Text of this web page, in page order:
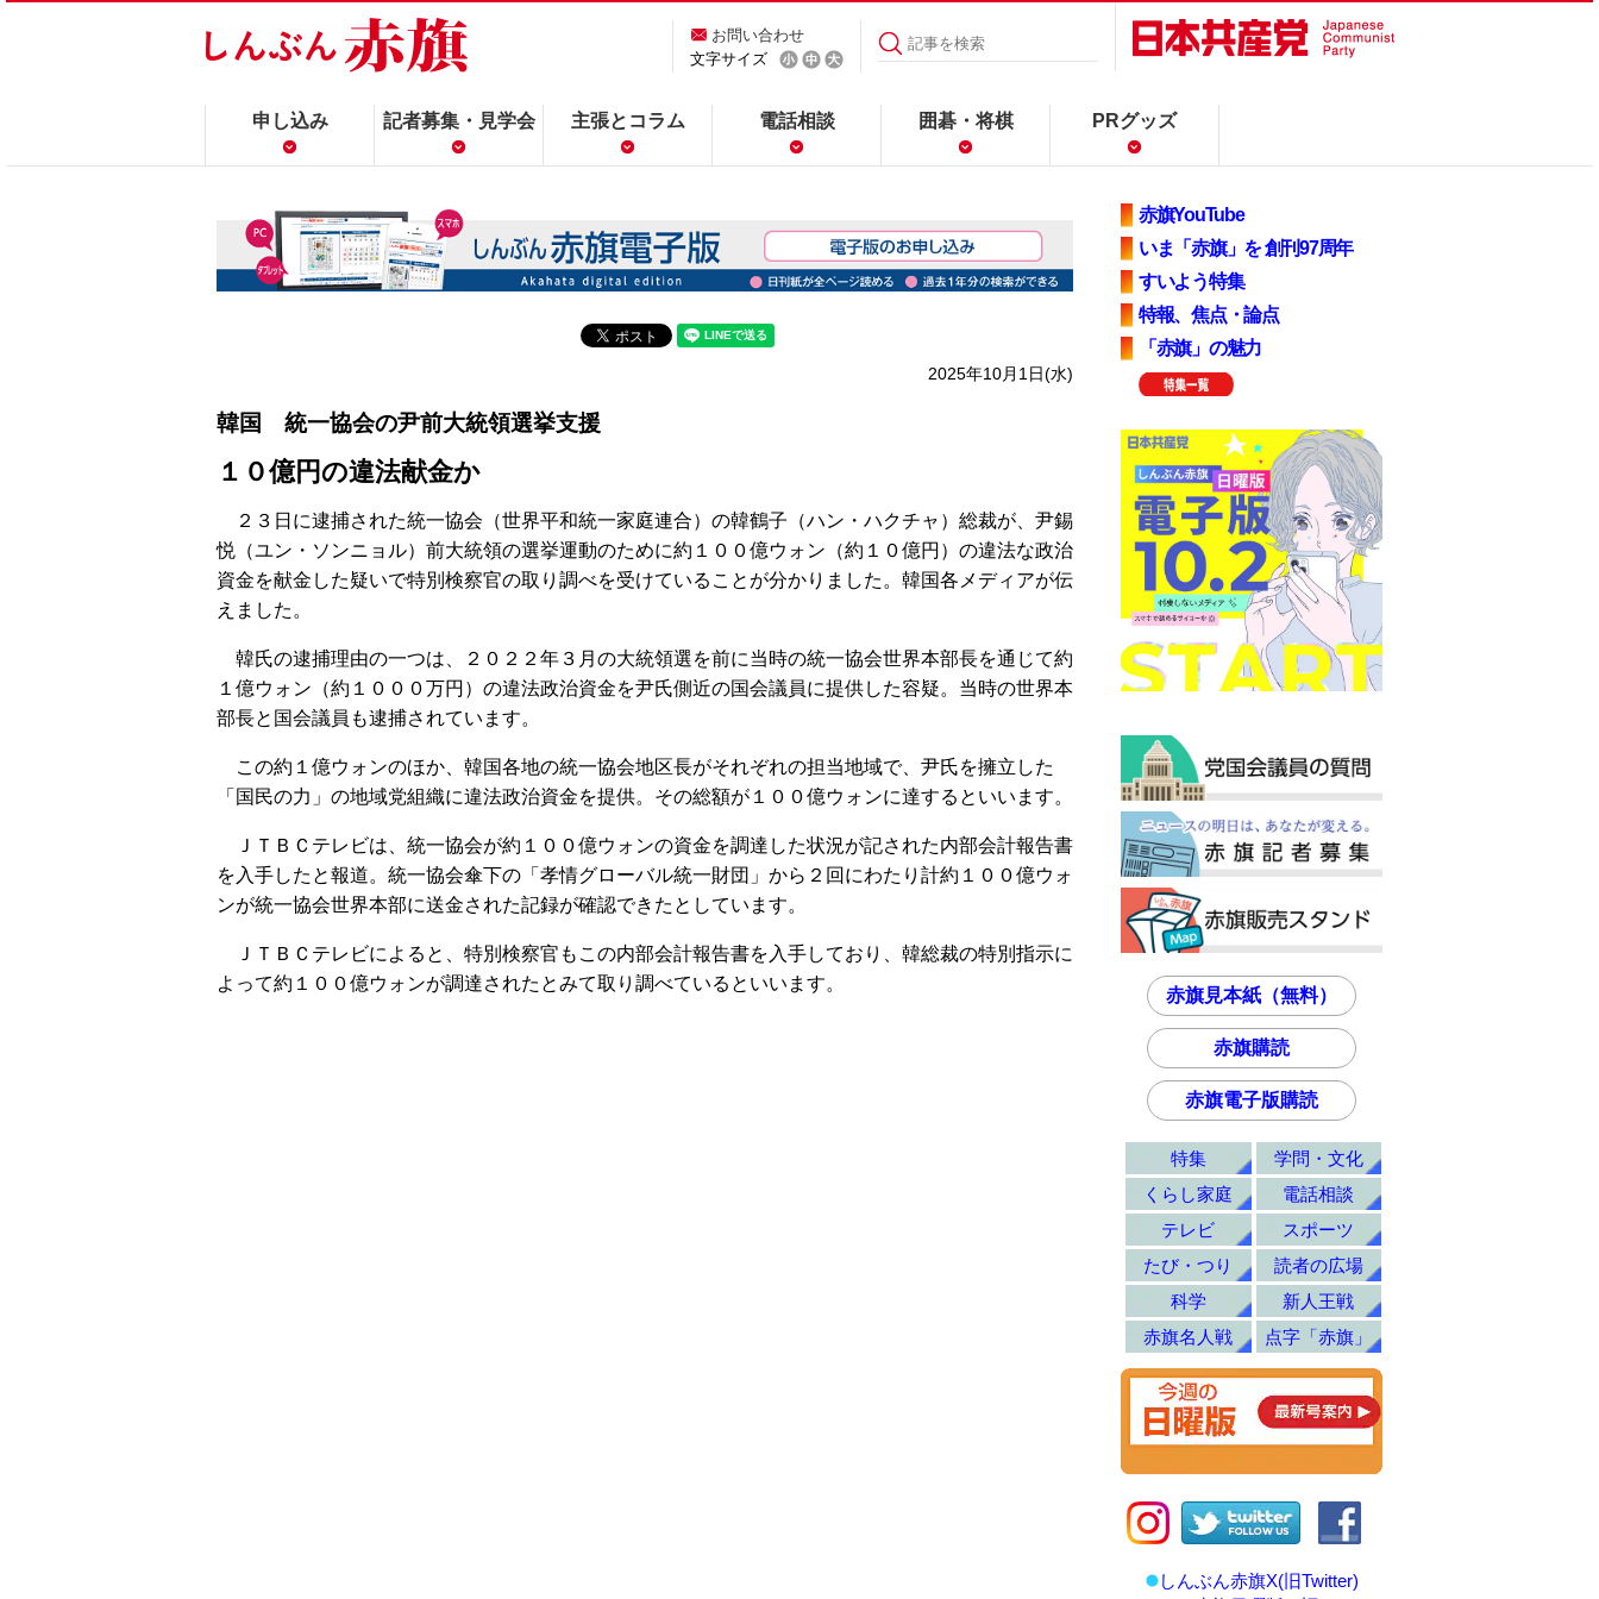
お問い合わせ
文字サイズ
申し込み 記者募集・見学会 主張とコラム 電話相談 囲碁・将棋 PRグッズ
2025年10月1日(水)
韓国 統一協会の尹前大統領選挙支援
１０億円の違法献金か
２３日に逮捕された統一協会（世界平和統一家庭連合）の韓鶴子（ハン・ハクチャ）総裁が、尹錫
悦（ユン・ソンニョル）前大統領の選挙運動のために約１００億ウォン（約１０億円）の違法な政治
資金を献金した疑いで特別検察官の取り調べを受けていることが分かりました。韓国各メディアが伝
えました。
韓氏の逮捕理由の一つは、２０２２年３月の大統領選を前に当時の統一協会世界本部長を通じて約
１億ウォン（約１０００万円）の違法政治資金を尹氏側近の国会議員に提供した容疑。当時の世界本
部長と国会議員も逮捕されています。
この約１億ウォンのほか、韓国各地の統一協会地区長がそれぞれの担当地域で、尹氏を擁立した
「国民の力」の地域党組織に違法政治資金を提供。その総額が１００億ウォンに達するといいます。
ＪＴＢＣテレビは、統一協会が約１００億ウォンの資金を調達した状況が記された内部会計報告書
を入手したと報道。統一協会傘下の「孝情グローバル統一財団」から２回にわたり計約１００億ウォ
ンが統一協会世界本部に送金された記録が確認できたとしています。
ＪＴＢＣテレビによると、特別検察官もこの内部会計報告書を入手しており、韓総裁の特別指示に
よって約１００億ウォンが調達されたとみて取り調べているといいます。
赤旗YouTube
いま「赤旗」を 創刊97周年
すいよう特集
特報、焦点・論点
「赤旗」の魅力
赤旗見本紙（無料）
赤旗購読
赤旗電子版購読
特集
学問・文化
くらし家庭
電話相談
テレビ
スポーツ
たび・つり
読者の広場
科学
新人王戦
赤旗名人戦
点字「赤旗」
しんぶん赤旗X(旧Twitter)